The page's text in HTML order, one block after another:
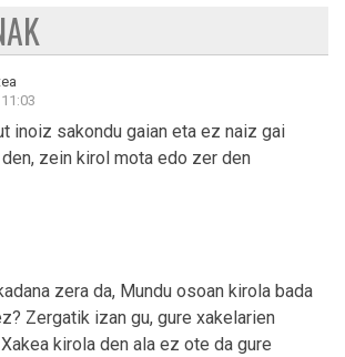
inoiz sakondu gaian eta ez naiz gai
zein kirol mota edo zer den
zera da, Mundu osoan kirola bada
Zergatik izan gu, gure xakelarien
kirola den ala ez ote da gure